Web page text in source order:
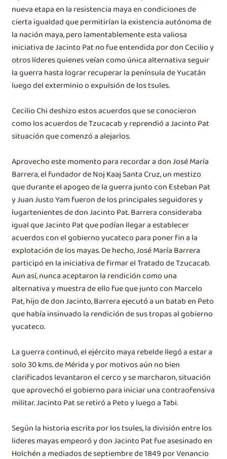
nueva etapa en la resistencia maya en condiciones de
cierta igualdad que permitirían la existencia autónoma de
la nación maya, pero lamentablemente esta valiosa
iniciativa de Jacinto Pat no fue entendida por don Cecilio y
otros líderes quienes veían como única alternativa seguir
la guerra hasta lograr recuperar la península de Yucatán
luego del exterminio o expulsión de los tsules.
Cecilio Chi deshizo estos acuerdos que se conocieron
como los acuerdos de Tzucacab y reprendió a Jacinto Pat
situación que comenzó a alejarlos.
Aprovecho este momento para recordar a don José María
Barrera, el fundador de Noj Kaaj Santa Cruz, un mestizo
que durante el apogeo de la guerra junto con Esteban Pat
y Juan Justo Yam fueron de los principales seguidores y
lugartenientes de don Jacinto Pat. Barrera consideraba
igual que Jacinto Pat que podían llegar a establecer
acuerdos con el gobierno yucateco para poner fin a la
explotación de los mayas. De hecho, José María Barrera
participó en la iniciativa de firmar el Tratado de Tzucacab.
Aun así, nunca aceptaron la rendición como una
alternativa y muestra de ello fue que junto con Marcelo
Pat, hijo de don Jacinto, Barrera ejecutó a un batab en Peto
que había insinuado la rendición de sus tropas al gobierno
yucateco.
La guerra continuó, el ejército maya rebelde llegó a estar a
solo 30 kms. de Mérida y por motivos aún no bien
clarificados levantaron el cerco y se marcharon, situación
que aprovechó el gobierno para iniciar una contraofensiva
militar. Jacinto Pat se retiró a Peto y luego a Tabi.
Según la historia escrita por los tsules, la división entre los
lideres mayas empeoró y don Jacinto Pat fue asesinado en
Holchén a mediados de septiembre de 1849 por Venancio